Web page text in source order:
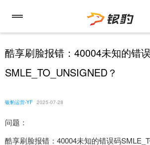
酷享刷脸报错：40004未知的错
SMLE_TO_UNSIGNED？
银豹运营-YF 2025-07-28
问题：
酷享刷脸报错：40004未知的错误码